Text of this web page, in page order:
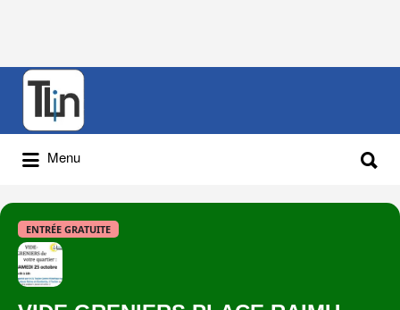
Rechercher
Menu
ENTRÉE GRATUITE